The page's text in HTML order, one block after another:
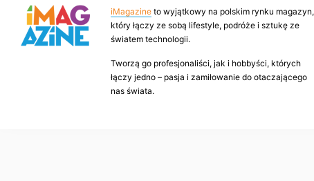
iMagazine to wyjątkowy na polskim rynku magazyn,
który łączy ze sobą lifestyle, podróże i sztukę ze
światem technologii.
Tworzą go profesjonaliści, jak i hobbyści, których
łączy jedno – pasja i zamiłowanie do otaczającego
nas świata.